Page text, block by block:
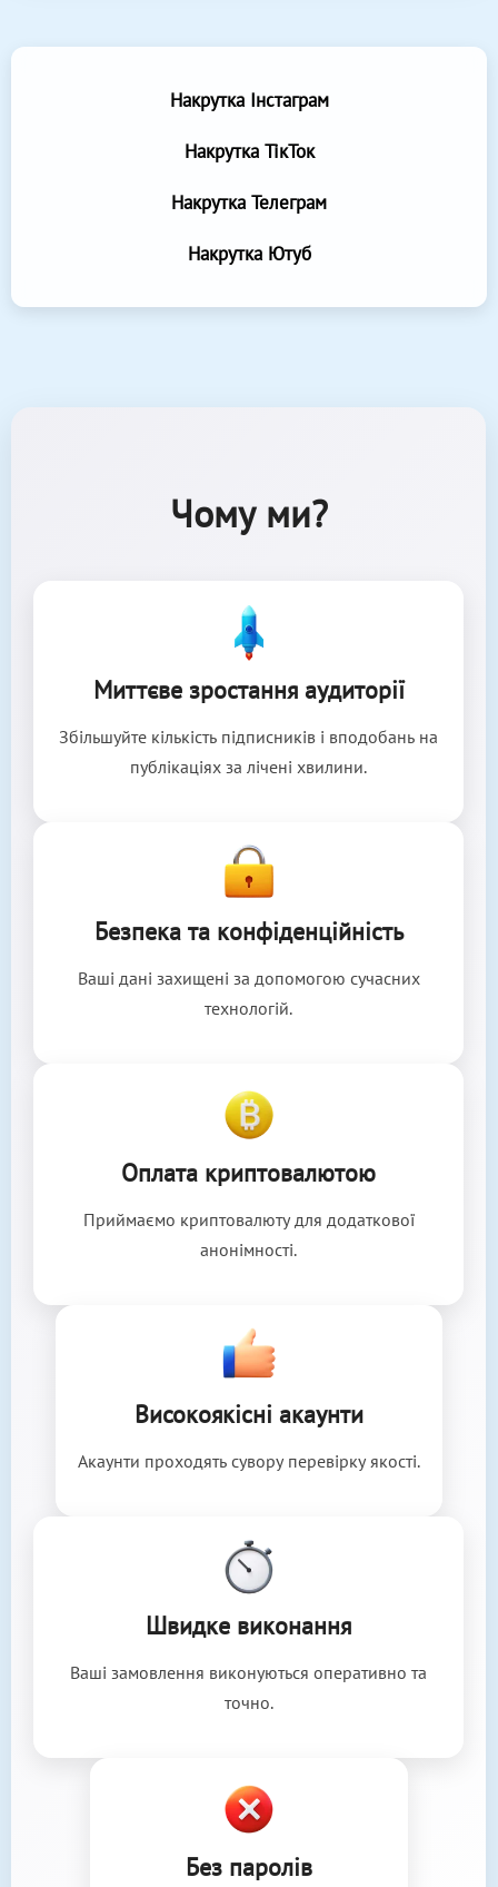
Накрутка Інстаграм
Накрутка ТікТок
Накрутка Телеграм
Накрутка Ютуб
Чому ми?
Миттєве зростання аудиторії
Збільшуйте кількість підписників і вподобань на
публікаціях за лічені хвилини.
Безпека та конфіденційність
Ваші дані захищені за допомогою сучасних
технологій.
Оплата криптовалютою
Приймаємо криптовалюту для додаткової
анонімності.
Високоякісні акаунти
Акаунти проходять сувору перевірку якості.
Швидке виконання
Ваші замовлення виконуються оперативно та
точно.
Без паролів